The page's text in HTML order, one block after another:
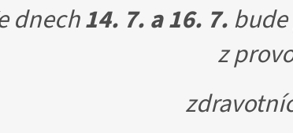
dnech14. 7. a 16. 7.
z